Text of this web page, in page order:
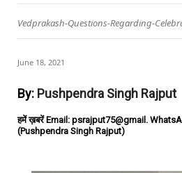
Vedprakash-Questions-Regarding-
June 18, 2021
By: Pushpendra Singh Rajput
हमें ख़बरें Email: psrajput75@gmail.
(Pushpendra Singh Rajput)